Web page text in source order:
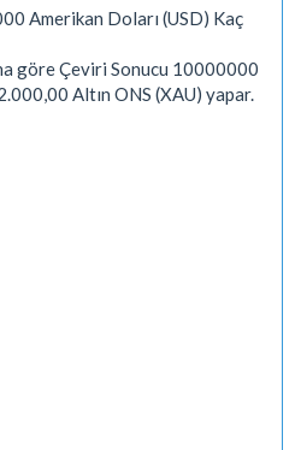
Amerikan Doları (USD) Kaç
göre Çeviri Sonucu 10000000
Altın ONS (XAU) yapar.